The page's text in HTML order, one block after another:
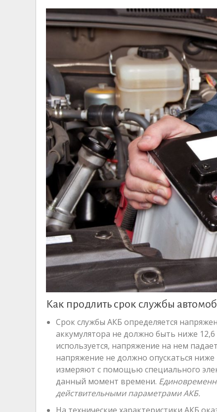
Как продлить срок службы
Срок службы АКБ определяется
аккумулятора не должно быть ниже
используется, напряжение на нем
напряжение не должно опускаться
измеряют с помощью специального
данный момент времени.
действительными параметрами АКБ.